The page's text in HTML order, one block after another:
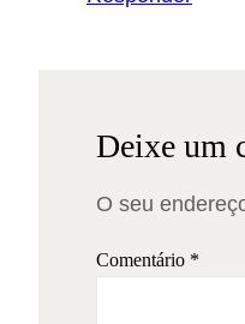
Deixe um
O seu
Comentário *